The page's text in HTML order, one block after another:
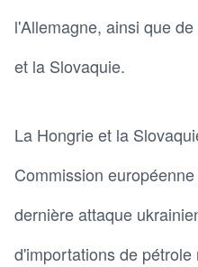
l'Allemagne, ainsi que
et la Slovaquie.
La Hongrie et la
Commission
dernière attaque
d'importations de